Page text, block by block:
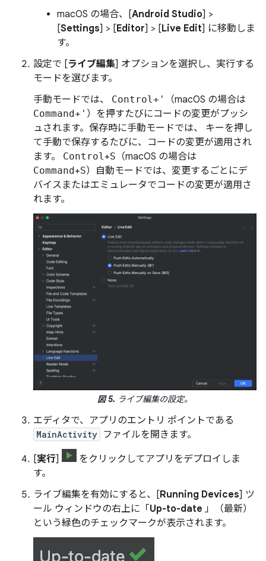
macOS の場合、[Android Studio] >
[Settings] > [Editor] > [Live Edit] に移動しま
す。
設定で [ライブ編集] オプションを選択し、実行する
モードを選びます。
手動モードでは、 Control+' （macOS の場合は
Command+' ）を押すたびにコードの変更がプッシ
ュされます。保存時に手動モードでは、 キーを押し
て手動で保存するたびに、コードの変更が適用され
ます。 Control+S （macOS の場合は
Command +S）自動モードでは、変更するごとにデ
バイスまたはエミュレータでコードの変更が適用さ
れます。
図 5. ライブ編集の設定。
エディタで、アプリのエントリ ポイントである
MainActivity ファイルを開きます。
[実行]
をクリックしてアプリをデプロイしま
す。
ライブ編集を有効にすると、[Running Devices] ツ
ール ウィンドウの右上に「 Up-to-date 」（最新）
という緑色のチェックマークが表示されます。